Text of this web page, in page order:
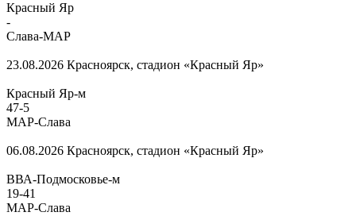
Красный Яр
-
Слава-МАР
23.08.2026 Красноярск, стадион «Красный Яр»
Красный Яр-м
47-5
МАР-Слава
06.08.2026 Красноярск, стадион «Красный Яр»
ВВА-Подмосковье-м
19-41
МАР-Слава